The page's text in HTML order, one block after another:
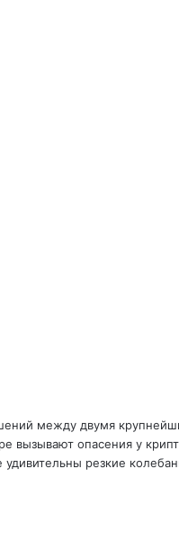
между двумя
вызывают опасения у
резкие